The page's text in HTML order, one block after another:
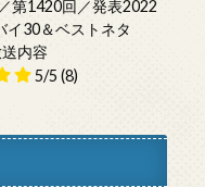
第1420回／発表2022
イ30＆ベストネタ
内容
5/5 (8)